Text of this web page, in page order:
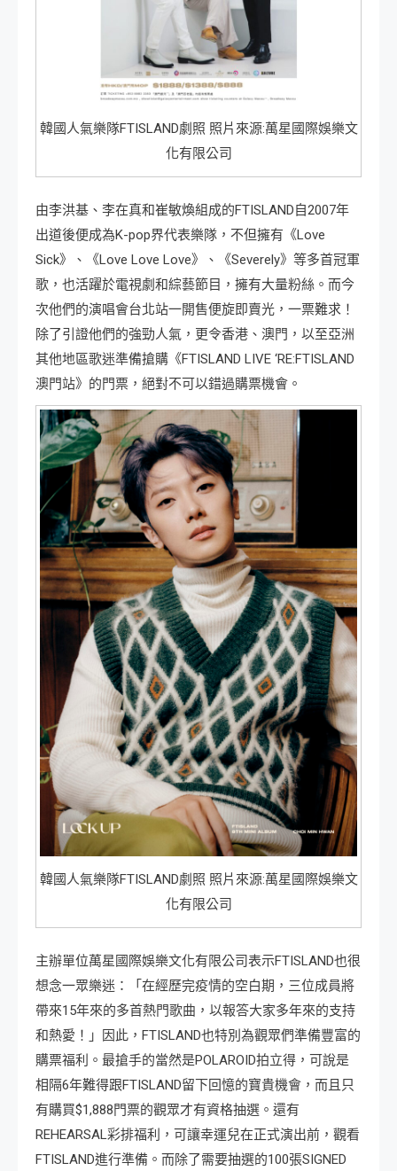
韓國人氣樂隊FTISLAND劇照 照片來源:萬星國際娛樂文
化有限公司
由李洪基、李在真和崔敏煥組成的FTISLAND自2007年
出道後便成為K-pop界代表樂隊，不但擁有《Love
Sick》、《Love Love Love》、《Severely》等多首冠軍
歌，也活躍於電視劇和綜藝節目，擁有大量粉絲。而今
次他們的演唱會台北站一開售便旋即賣光，一票難求！
除了引證他們的強勁人氣，更令香港、澳門，以至亞洲
其他地區歌迷準備搶購《FTISLAND LIVE ‘RE:FTISLAND
澳門站》的門票，絕對不可以錯過購票機會。
韓國人氣樂隊FTISLAND劇照 照片來源:萬星國際娛樂文
化有限公司
主辦單位萬星國際娛樂文化有限公司表示FTISLAND也很
想念一眾樂迷：「在經歷完疫情的空白期，三位成員將
帶來15年來的多首熱門歌曲，以報答大家多年來的支持
和熱愛！」因此，FTISLAND也特別為觀眾們準備豐富的
購票福利。最搶手的當然是POLAROID拍立得，可說是
相隔6年難得跟FTISLAND留下回憶的寶貴機會，而且只
有購買$1,888門票的觀眾才有資格抽選。還有
REHEARSAL彩排福利，可讓幸運兒在正式演出前，觀看
FTISLAND進行準備。而除了需要抽選的100張SIGNED